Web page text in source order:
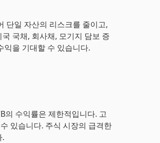
단일 자산의 리스크를 줄이고,
국채, 회사채, 모기지 담보 증
익을 기대할 수 있습니다.
의 수익률은 제한적입니다. 고
있습니다. 주식 시장의 급격한
.